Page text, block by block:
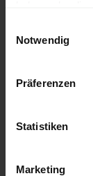
Notwendig
Präferenzen
Statistiken
Marketing